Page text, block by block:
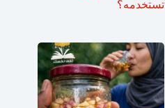
تستخدمه؟